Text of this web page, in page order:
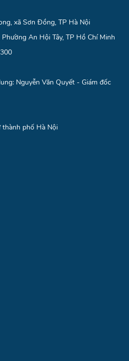
xã Sơn Đồng, TP Hà Nội
Phường An Hội Tây, TP Hồ Chí Minh
Nguyễn Văn Quyết - Giám đốc
thành phố Hà Nội